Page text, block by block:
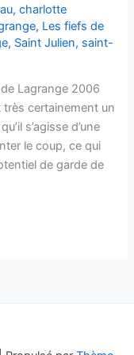
,charlotte
, Les fiefs de
, Saint Julien, saint-
Lagrange 2006
très certainement un
s’agisse d’une
le coup, ce qui
de garde de